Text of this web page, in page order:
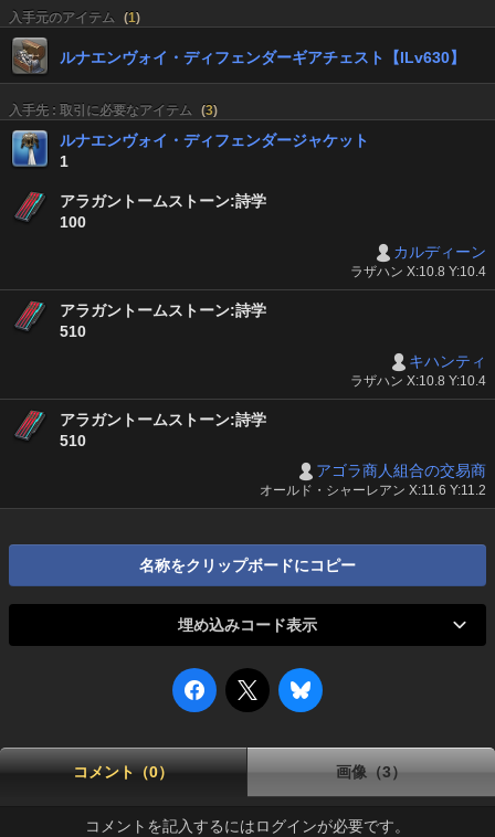
入手元のアイテム (1)
ルナエンヴォイ・ディフェンダーギアチェスト【ILv630】
入手先 : 取引に必要なアイテム (3)
ルナエンヴォイ・ディフェンダージャケット
1
アラガントームストーン:詩学
100
カルディーン
ラザハン X:10.8 Y:10.4
アラガントームストーン:詩学
510
キハンティ
ラザハン X:10.8 Y:10.4
アラガントームストーン:詩学
510
アゴラ商人組合の交易商
オールド・シャーレアン X:11.6 Y:11.2
名称をクリップボードにコピー
埋め込みコード表示
コメント（0） 画像（3）
コメントを記入するにはログインが必要です。